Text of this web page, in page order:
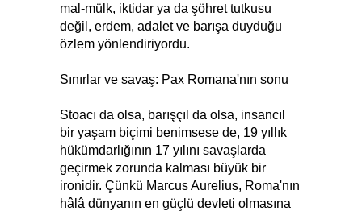
mal-mülk, iktidar ya da şöhret tutkusu
değil, erdem, adalet ve barışa duyduğu
özlem yönlendiriyordu.
Sınırlar ve savaş: Pax Romana'nın sonu
Stoacı da olsa, barışçıl da olsa, insancıl
bir yaşam biçimi benimsese de, 19 yıllık
hükümdarlığının 17 yılını savaşlarda
geçirmek zorunda kalması büyük bir
ironidir. Çünkü Marcus Aurelius, Roma'nın
hâlâ dünyanın en güçlü devleti olmasına